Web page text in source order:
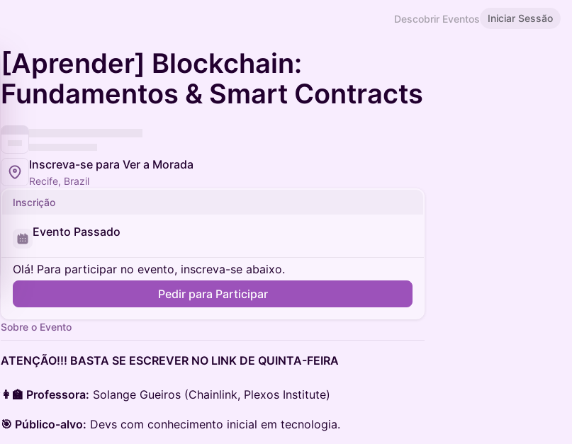
Descobrir Eventos Iniciar Sessão
[Aprender] Blockchain:
Fundamentos & Smart Contracts
Inscreva-se para Ver a Morada
Recife, Brazil
Inscrição
Evento Passado
Olá! Para participar no evento, inscreva-se abaixo.
Pedir para Participar
Sobre o Evento
ATENÇÃO!!! BASTA SE ESCREVER NO LINK DE QUINTA-FEIRA
👩‍🏫 Professora: Solange Gueiros (Chainlink, Plexos Institute)
🎯 Público-alvo: Devs com conhecimento inicial em tecnologia.